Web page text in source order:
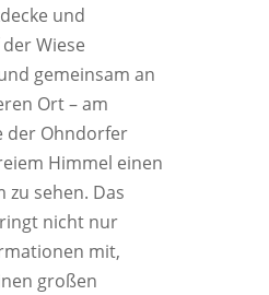
und
Wiese
gemeinsam an
Ort – am
der Ohndorfer
Himmel einen
zu sehen. Das
nicht nur
mit,
großen